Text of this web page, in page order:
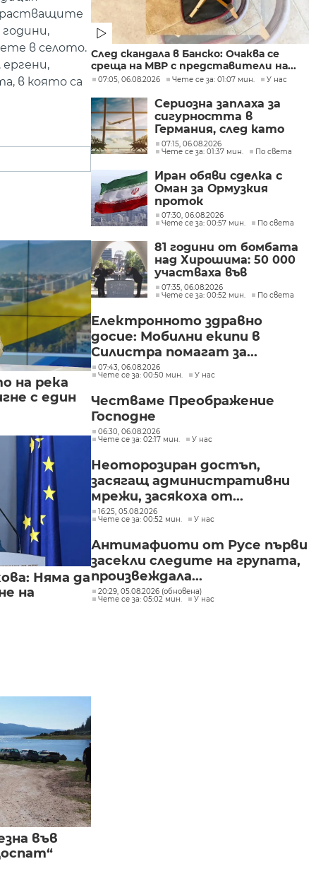
в селото.
в която са
на река
с един
Няма да
на
във
След скандала в Банско: Очаква се
среща на МВР с представители на...
07:05, 06.08.2026 Чете се за: 01:07 мин. У нас
Сериозна заплаха за
сигурността в
Германия, след като
дрон беше намерен на
летището в Лайпциг
07:15, 06.08.2026
Чете се за: 01:37 мин.
По света
Иран обяви сделка с
Оман за Ормузкия
проток
07:30, 06.08.2026
Чете се за: 00:57 мин.
По света
81 години от бомбата
над Хирошима: 50 000
участваха във
възпоменателните
церемонии
07:35, 06.08.2026
Чете се за: 00:52 мин.
По света
Електронното здравно
досие: Мобилни екипи в
Силистра помагат за...
07:43, 06.08.2026
Чете се за: 00:50 мин.
У нас
Честваме Преображение
Господне
06:30, 06.08.2026
Чете се за: 02:17 мин.
У нас
Неоторозиран достъп,
засягащ административни
мрежи, засякоха от...
16:25, 05.08.2026
Чете се за: 00:52 мин.
У нас
Антимафиоти от Русе първи
засекли следите на групата,
произвеждала...
20:29, 05.08.2026 (обновена)
Чете се за: 05:02 мин.
У нас